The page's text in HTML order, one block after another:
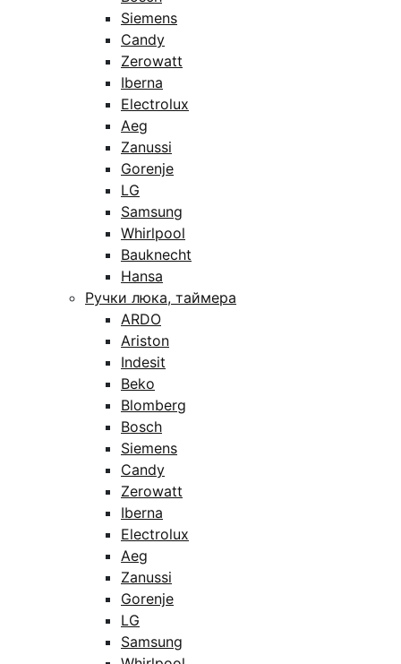
Siemens
Candy
Zerowatt
Iberna
Electrolux
Aeg
Zanussi
Gorenje
LG
Samsung
Whirlpool
Bauknecht
Hansa
Ручки люка, таймера
ARDO
Ariston
Indesit
Beko
Blomberg
Bosch
Siemens
Candy
Zerowatt
Iberna
Electrolux
Aeg
Zanussi
Gorenje
LG
Samsung